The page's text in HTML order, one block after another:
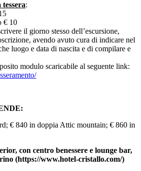
:
€ 10
il giorno stesso dell’escursione,
avendo avuto cura di indicare nel
luogo e data di nascita e di compilare e
modulo scaricabile al seguente link:
€ 840 in doppia Attic mountain; € 860 in
con centro benessere e lounge bar,
(https://www.hotel-cristallo.com/)